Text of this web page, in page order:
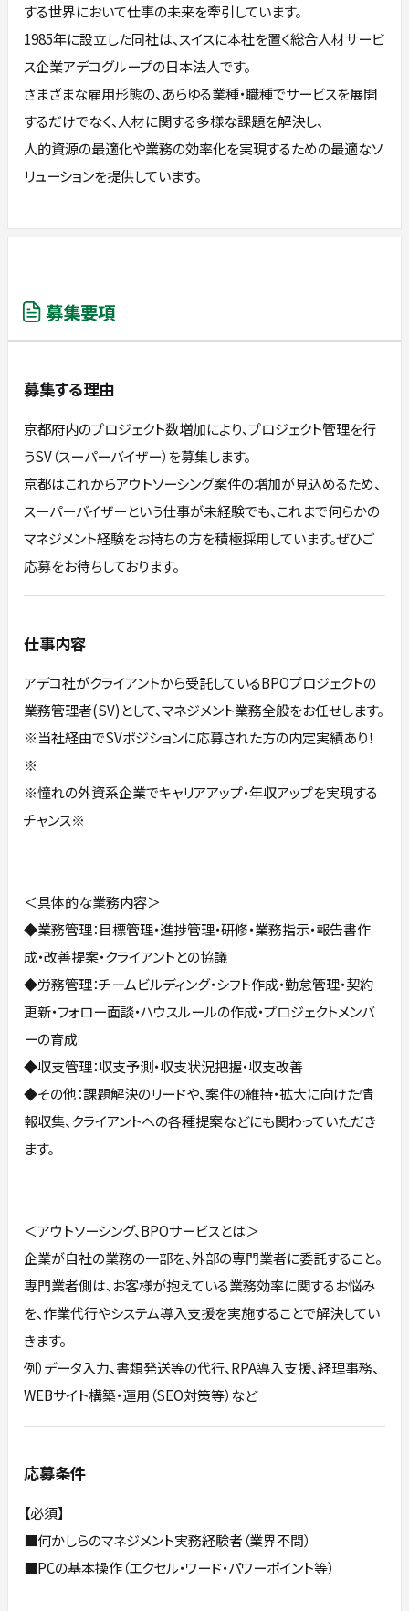
する世界において仕事の未来を牽引しています。
1985年に設立した同社は、スイスに本社を置く総合人材サービ
ス企業アデコグループの日本法人です。
さまざまな雇用形態の、あらゆる業種・職種でサービスを展開
するだけでなく、人材に関する多様な課題を解決し、
人的資源の最適化や業務の効率化を実現するための最適なソ
リューションを提供しています。
募集要項
募集する理由
京都府内のプロジェクト数増加により、プロジェクト管理を行
うSV（スーパーバイザー）を募集します。
京都はこれからアウトソーシング案件の増加が見込めるため、
スーパーバイザーという仕事が未経験でも、これまで何らかの
マネジメント経験をお持ちの方を積極採用しています。ぜひご
応募をお待ちしております。
仕事内容
アデコ社がクライアントから受託しているBPOプロジェクトの
業務管理者(SV)として、マネジメント業務全般をお任せします。
※当社経由でSVポジションに応募された方の内定実績あり！
※
※憧れの外資系企業でキャリアアップ・年収アップを実現する
チャンス※
＜具体的な業務内容＞
◆業務管理：目標管理・進捗管理・研修・業務指示・報告書作
成・改善提案・クライアントとの協議
◆労務管理：チームビルディング・シフト作成・勤怠管理・契約
更新・フォロー面談・ハウスルールの作成・プロジェクトメンバ
ーの育成
◆収支管理：収支予測・収支状況把握・収支改善
◆その他：課題解決のリードや、案件の維持・拡大に向けた情
報収集、クライアントへの各種提案などにも関わっていただき
ます。
＜アウトソーシング、BPOサービスとは＞
企業が自社の業務の一部を、外部の専門業者に委託すること。
専門業者側は、お客様が抱えている業務効率に関するお悩み
を、作業代行やシステム導入支援を実施することで解決してい
きます。
例）データ入力、書類発送等の代行、RPA導入支援、経理事務、
WEBサイト構築・運用（SEO対策等）など
応募条件
【必須】
■何かしらのマネジメント実務経験者（業界不問）
■PCの基本操作（エクセル・ワード・パワーポイント等）